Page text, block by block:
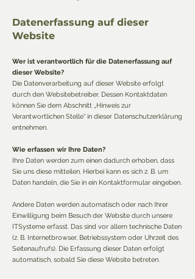
Datenerfassung auf dieser
Website
Wer ist verantwortlich für die Datenerfassung auf
dieser Website?
Die Datenverarbeitung auf dieser Website erfolgt
durch den Websitebetreiber. Dessen Kontaktdaten
können Sie dem Abschnitt „Hinweis zur
Verantwortlichen Stelle“ in dieser Datenschutzerklärung
entnehmen.
Wie erfassen wir Ihre Daten?
Ihre Daten werden zum einen dadurch erhoben, dass
Sie uns diese mitteilen. Hierbei kann es sich z. B. um
Daten handeln, die Sie in ein Kontaktformular eingeben.
Andere Daten werden automatisch oder nach Ihrer
Einwilligung beim Besuch der Website durch unsere
ITSysteme erfasst. Das sind vor allem technische Daten
(z. B. Internetbrowser, Betriebssystem oder Uhrzeit des
Seitenaufrufs). Die Erfassung dieser Daten erfolgt
automatisch, sobald Sie diese Website betreten.